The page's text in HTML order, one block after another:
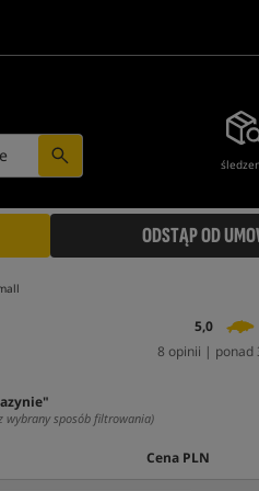
ODSTĄP OD
5,0
8 opinii | ponad
wybrany sposób filtrowania)
Cena PLN